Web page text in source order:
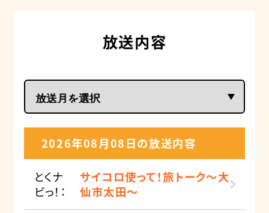
放送内容
2026年08月08日の放送内容
とくナ
ビっ！：
サイコロ使って！旅トーク～大
仙市太田～